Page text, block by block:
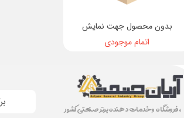
بدون محصول جهت نمایش
اتمام موجودی
، فروشگاه و خدمات دهنده برتر صنعتی کشور